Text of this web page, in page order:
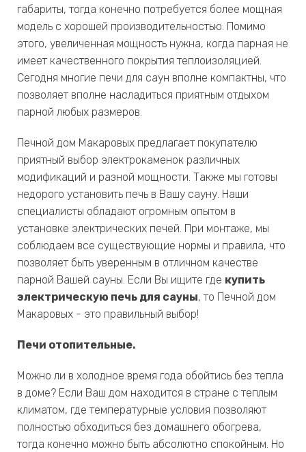
габариты, тогда конечно потребуется более мощная
модель с хорошей производительностью. Помимо
этого, увеличенная мощность нужна, когда парная не
имеет качественного покрытия теплоизоляцией.
Сегодня многие печи для саун вполне компактны, что
позволяет вполне насладиться приятным отдыхом
парной любых размеров.
Печной дом Макаровых предлагает покупателю
приятный выбор электрокаменок различных
модификаций и разной мощности. Также мы готовы
недорого установить печь в Вашу сауну. Наши
специалисты обладают огромным опытом в
установке электрических печей. При монтаже, мы
соблюдаем все существующие нормы и правила, что
позволяет быть уверенным в отличном качестве
парной Вашей сауны. Если Вы ищите где купить
электрическую печь для сауны, то Печной дом
Макаровых - это правильный выбор!
Печи отопительные.
Можно ли в холодное время года обойтись без тепла
в доме? Если Ваш дом находится в стране с теплым
климатом, где температурные условия позволяют
полностью обходиться без домашнего обогрева,
тогда конечно можно быть абсолютно спокойным. Но